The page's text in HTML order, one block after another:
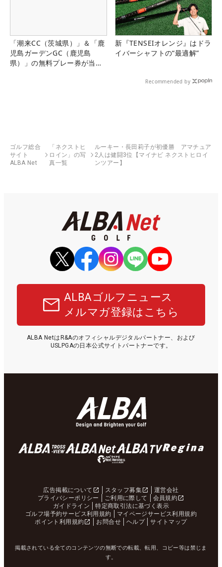
「潮来CC（茨城県）」＆「鹿
児島ガーデンGC（鹿児島
県）」の無料プレー券が当た
新『TENSEIオレンジ』はドラ
イバーシャフトの“最適解”
Recommended by
ゴルフ総合
サイト
ALBA Net
「ネクストヒ
ロイン」の写
真一覧
ルーキー・長田莉子が初優勝 アマチュア
2人は健闘3位【マイナビ ネクストヒロイ
ンツアー】
ALBAゴルフニュース
メルマガ登録はこちら
ALBA NetはR&Aのオフィシャルデジタルパートナー、および
USLPGAの日本公式サイトパートナーです。
広告掲載について スタッフ募集
運営会社
プライバシーポリシー
ご利用に際して
会員規約
ガイドライン
特定商取引法に基づく表示
ゴルフ場予約サービス利用規約
マイページサービス利用規約
ポイント利用規約
お問合せ ヘルプ サイトマップ
掲載されている全てのコンテンツの無断での転載、転用、コピー等は禁じま
す。